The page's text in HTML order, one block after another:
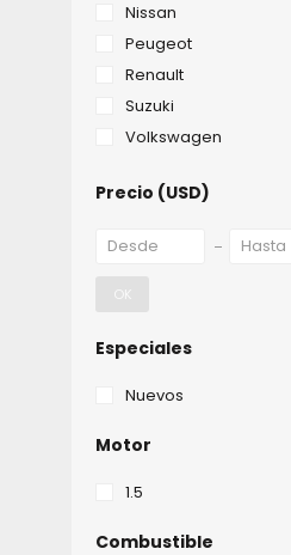
Nissan
Peugeot
Renault
Suzuki
Volkswagen
Precio (USD)
OK
Especiales
Nuevos
Motor
1.5
Combustible